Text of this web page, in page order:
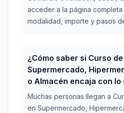
acceder a la página completa
modalidad, importe y pasos
¿Cómo saber si Curso
Supermercado,
o Almacén encaja con lo
Muchas personas llegan a
en Supermercado,